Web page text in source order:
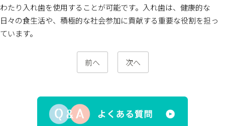
わたり入れ歯を使用することが可能です。入れ歯は、健康的な
日々の食生活や、積極的な社会参加に貢献する重要な役割を担っ
ています。
前へ 次へ